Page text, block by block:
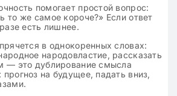
помогает простой вопрос:
то же самое короче?» Если ответ
есть лишнее.
в однокоренных словах:
народовластие, рассказать
— это дублирование смысла
на будущее, падать вниз,